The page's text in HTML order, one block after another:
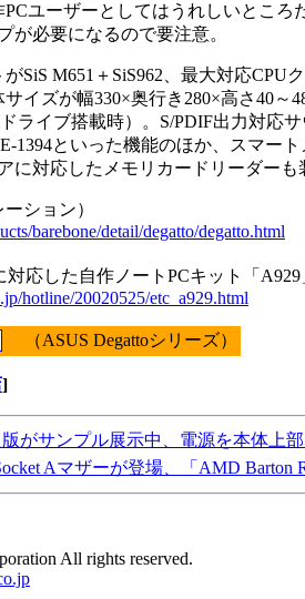
ユーザーとしてはうれしいところ
が必要になるので要注意。
SiS M651＋SiS962、最大対応CPU
サイズが幅330×奥行き280×高さ40～
ライブ搭載時）。S/PDIF出力対応サ
1394といった機能のほか、スマー
に対応したメモリカードリーダー
ション）
barebone/detail/degatto/degatto.html
対応した自作ノートPCキット「
hotline/20020525/etc_a929.html
（ASUS Degattoシリーズ）
]
がサンプル展示中、電源を本体上
Aマザーが登場、「AMD Barton
All rights reserved.